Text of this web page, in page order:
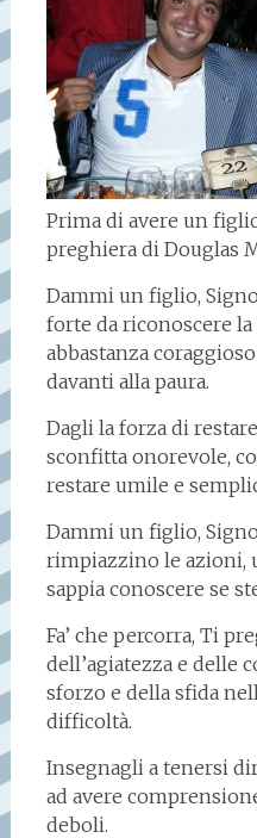
Prima di avere un
preghiera di Douglas
Dammi un figlio,
forte da riconoscere la
abbastanza
davanti alla paura.
Dagli la forza di
sconfitta onorevole,
restare umile e
Dammi un figlio,
rimpiazzino le azioni,
sappia conoscere se
Fa’ che percorra, Ti
dell’agiatezza e delle
sforzo e della sfida
difficoltà.
Insegnagli a tenersi
ad avere
deboli.